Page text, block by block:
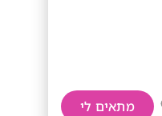
מתאים לי